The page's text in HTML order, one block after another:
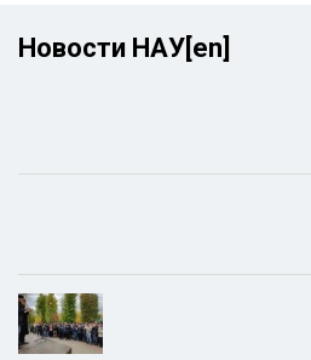
Новости НАУ[en]